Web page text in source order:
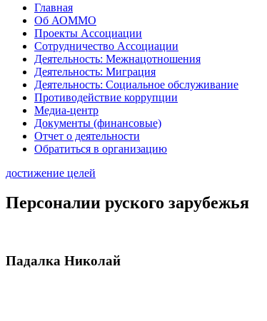
Главная
Об АОММО
Проекты Ассоциации
Сотрудничество Ассоциации
Деятельность: Межнацотношения
Деятельность: Миграция
Деятельность: Социальное обслуживание
Противодействие коррупции
Медиа-центр
Документы (финансовые)
Отчет о деятельности
Обратиться в организацию
достижение целей
Персоналии руского зарубежья
Падалка Николай